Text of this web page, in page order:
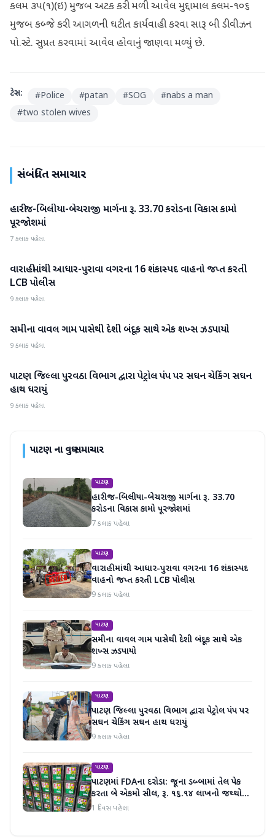
કલમ ૩૫(૧)(ઇ) મુજબ અટક કરી મળી આવેલ મુદ્દામાલ કલમ-૧૦૬
મુજબ કબ્જે કરી આગળની ઘટીત કાર્યવાહી કરવા સારૂ બી ડીવીઝન
પો.સ્ટે. સુપ્રત કરવામાં આવેલ હોવાનું જાણવા મળ્યું છે.
ટેગ્સ: #Police #patan #SOG #nabs a man
#two stolen wives
સંબંધિત સમાચાર
પાટણ
હારીજ-બિલીયા-બેચરાજી માર્ગના રૂ. 33.70 કરોડના વિકાસ કામો
પૂરજોશમાં
7 કલાક પહેલા
પાટણ
વારાહીમાંથી આધાર-પુરાવા વગરના 16 શંકાસ્પદ વાહનો જપ્ત કરતી
LCB પોલીસ
9 કલાક પહેલા
પાટણ
સમીના વાવલ ગામ પાસેથી દેશી બંદૂક સાથે એક શખ્સ ઝડપાયો
9 કલાક પહેલા
પાટણ
પાટણ જિલ્લા પુરવઠા વિભાગ દ્વારા પેટ્રોલ પંપ પર સઘન ચેકિંગ સઘન
હાથ ધરાયું
9 કલાક પહેલા
પાટણના વધુ સમાચાર
પાટણ
હારીજ-બિલીયા-બેચરાજી માર્ગના રૂ. 33.70
કરોડના વિકાસ કામો પૂરજોશમાં
7 કલાક પહેલા
પાટણ
વારાહીમાંથી આધાર-પુરાવા વગરના 16 શંકાસ્પદ
વાહનો જપ્ત કરતી LCB પોલીસ
9 કલાક પહેલા
પાટણ
સમીના વાવલ ગામ પાસેથી દેશી બંદૂક સાથે એક
શખ્સ ઝડપાયો
9 કલાક પહેલા
પાટણ
પાટણ જિલ્લા પુરવઠા વિભાગ દ્વારા પેટ્રોલ પંપ પર
સઘન ચેકિંગ સઘન હાથ ધરાયું
9 કલાક પહેલા
પાટણ
પાટણમાં FDAના દરોડા: જૂના ડબ્બામાં તેલ પેક
કરતા બે એકમો સીલ, રૂ. ૧૬.૧૪ લાખનો જથ્થો
જપ્ત
1 દિવસ પહેલા